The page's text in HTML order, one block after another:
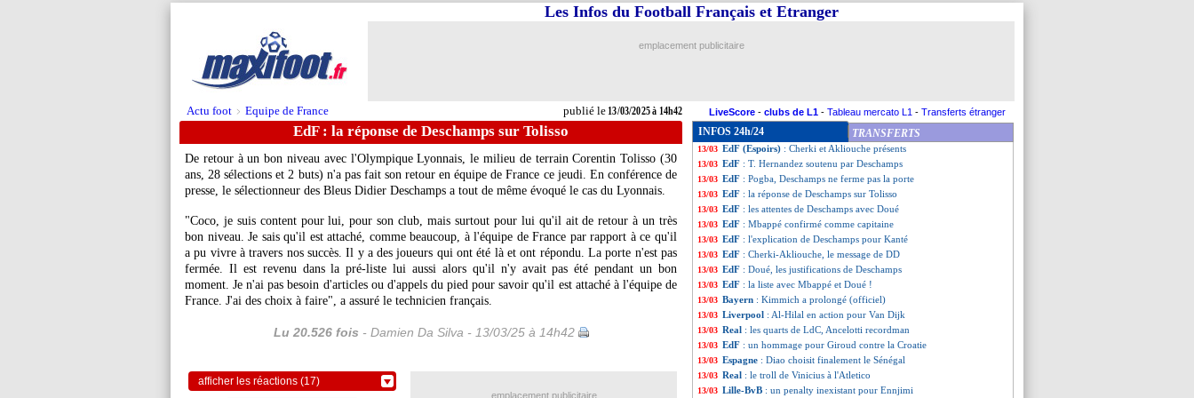
Actu foot > Equipe de France publié le13/03/2025 à 14h42
Les Infos du Football Français et Etranger
emplacement publicitaire
LiveScore - clubs de L1 - Tableau mercato L1 - Transferts étranger
EdF : la réponse de Deschamps sur Tolisso
De retour à un bon niveau avec l'Olympique Lyonnais, le milieu de terrain Corentin Tolisso (30
ans, 28 sélections et 2 buts) n'a pas fait son retour en équipe de France ce jeudi. En conférence de
presse, le sélectionneur des Bleus Didier Deschamps a tout de même évoqué le cas du Lyonnais.
"Coco, je suis content pour lui, pour son club, mais surtout pour lui qu'il ait de retour à un très
bon niveau. Je sais qu'il est attaché, comme beaucoup, à l'équipe de France par rapport à ce qu'il
a pu vivre à travers nos succès. Il y a des joueurs qui ont été là et ont répondu. La porte n'est pas
fermée. Il est revenu dans la pré-liste lui aussi alors qu'il n'y avait pas été pendant un bon
moment. Je n'ai pas besoin d'articles ou d'appels du pied pour savoir qu'il est attaché à l'équipe de
France. J'ai des choix à faire", a assuré le technicien français.
Lu 20.526 fois - Damien Da Silva - 13/03/25 à 14h42
afficher les réactions (17)
INFOS 24h/24 TRANSFERTS
13/03 Real: Modric se sent toujours au top
13/03 Man Utd
13/03 Atletico : Alvarez, le communiqué de l'UEFA
13/03 EdF: son départ, Deschamps ne voit aucun impact
13/03 EdF (Espoirs) : Cherki et Akliouche présents
13/03 EdF : T. Hernandez soutenu par Deschamps
13/03 EdF : Pogba, Deschamps ne ferme pas la porte
13/03 EdF : la réponse de Deschamps sur Tolisso
13/03 EdF : les attentes de Deschamps avec Doué
13/03 EdF : Mbappé confirmé comme capitaine
13/03 EdF : l'explication de Deschamps pour Kanté
13/03 EdF : Cherki-Akliouche, le message de DD
13/03 EdF : Doué, les justifications de Deschamps
13/03 EdF : la liste avec Mbappé et Doué !
13/03 Bayern : Kimmich a prolongé (officiel)
13/03 Liverpool : Al-Hilal en action pour Van Dijk
13/03 Real : les quarts de LdC, Ancelotti recordman
13/03 EdF : un hommage pour Giroud contre la Croatie
13/03 Espagne : Diao choisit finalement le Sénégal
13/03 Real : le troll de Vinicius à l'Atletico
13/03 Lille-BvB : un penalty inexistant pour Ennjimi
emplacement publicitaire